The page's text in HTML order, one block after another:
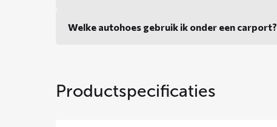
Welke autohoes gebruik ik onder een carport?
Productspecificaties